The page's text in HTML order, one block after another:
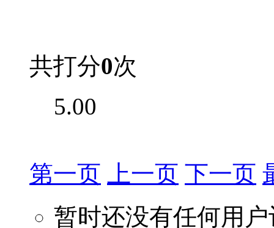
共打分0次
5.00
第一页 上一页 下一页
暂时还没有任何用